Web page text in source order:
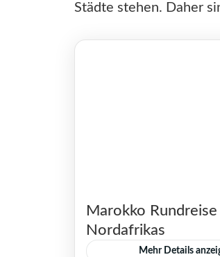
Städte stehen. Daher
Marokko
Nordafrikas
Mehr Details